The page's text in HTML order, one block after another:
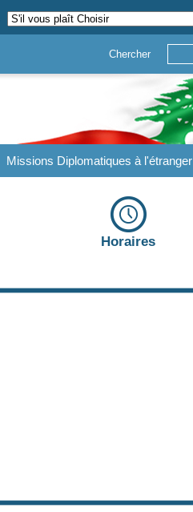
Chercher
Missions Diplomatiques à l'étranger
Horaires